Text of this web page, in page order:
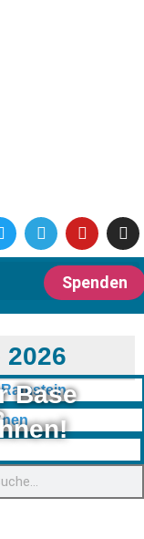
Spenden
Base